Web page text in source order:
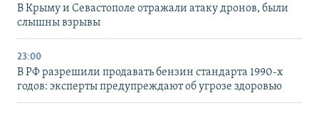
В Крыму и Севастополе отражали атаку дронов, были
слышны взрывы
23:00
В РФ разрешили продавать бензин стандарта 1990-х
годов: эксперты предупреждают об угрозе здоровью